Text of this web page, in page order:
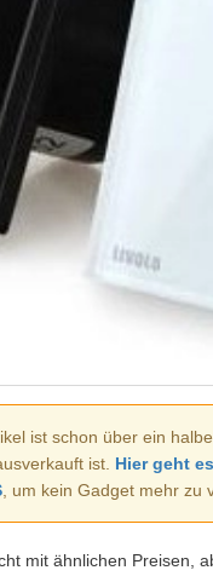
ist schon über ein
ist. Hier geht
, um kein Gadget mehr zu
mit ähnlichen Preisen,